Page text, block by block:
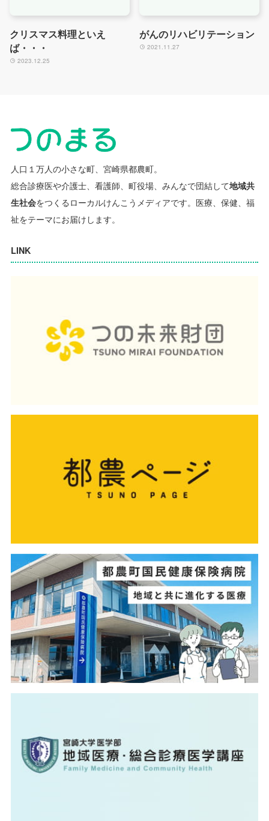
クリスマス料理といえ
ば・・・
2023.12.25
がんのリハビリテーション
2021.11.27
人口１万人の小さな町、宮崎県都農町。
総合診療医や介護士、看護師、町役場、みんなで団結して地域共
生社会をつくるローカルけんこうメディアです。 医療、保健、福
祉をテーマにお届けします。
LINK